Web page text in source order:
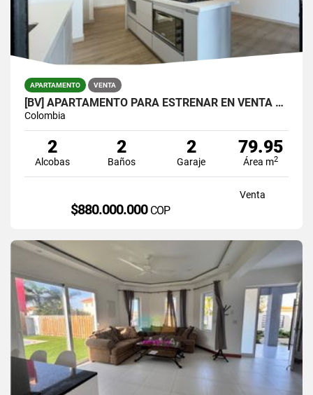
APARTAMENTO VENTA
[BV] APARTAMENTO PARA ESTRENAR EN VENTA EN ENVIGADO, LOMA DE LOS MESA
Colombia
2
Alcobas
2
Baños
2
Garaje
79.95
Área m2
Venta
$880.000.000 COP